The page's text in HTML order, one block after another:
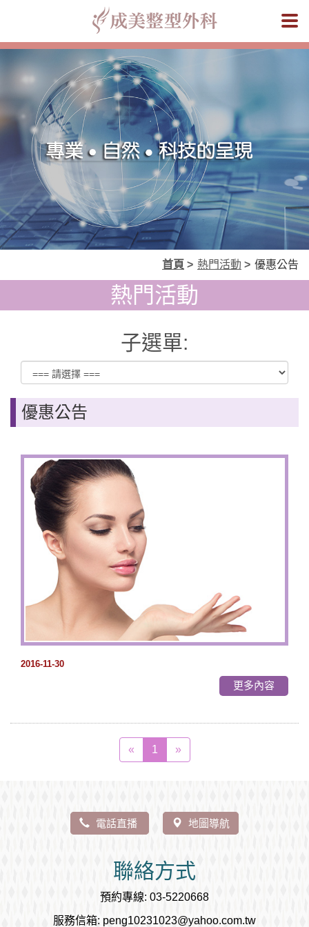
首頁 > 熱門活動 > 優惠公告
熱門活動
子選單:
優惠公告
2016-11-30
更多內容
« 1 »
電話直播 地圖導航
聯絡方式
預約專線: 03-5220668
服務信箱: peng10231023@yahoo.com.tw
成